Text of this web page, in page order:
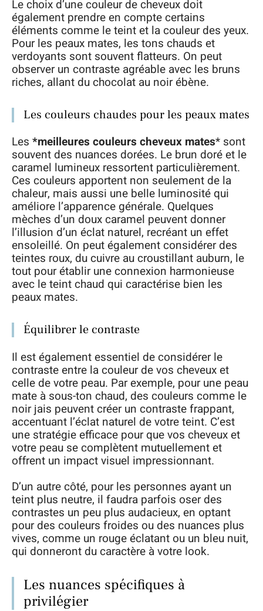
Le choix d’une couleur de cheveux doit
également prendre en compte certains
éléments comme le teint et la couleur des yeux.
Pour les peaux mates, les tons chauds et
verdoyants sont souvent flatteurs. On peut
observer un contraste agréable avec les bruns
riches, allant du chocolat au noir ébène.
Les couleurs chaudes pour les peaux mates
Les *meilleures couleurs cheveux mates* sont
souvent des nuances dorées. Le brun doré et le
caramel lumineux ressortent particulièrement.
Ces couleurs apportent non seulement de la
chaleur, mais aussi une belle luminosité qui
améliore l’apparence générale. Quelques
mèches d’un doux caramel peuvent donner
l’illusion d’un éclat naturel, recréant un effet
ensoleillé. On peut également considérer des
teintes roux, du cuivre au croustillant auburn, le
tout pour établir une connexion harmonieuse
avec le teint chaud qui caractérise bien les
peaux mates.
Équilibrer le contraste
Il est également essentiel de considérer le
contraste entre la couleur de vos cheveux et
celle de votre peau. Par exemple, pour une peau
mate à sous-ton chaud, des couleurs comme le
noir jais peuvent créer un contraste frappant,
accentuant l’éclat naturel de votre teint. C’est
une stratégie efficace pour que vos cheveux et
votre peau se complètent mutuellement et
offrent un impact visuel impressionnant.
D’un autre côté, pour les personnes ayant un
teint plus neutre, il faudra parfois oser des
contrastes un peu plus audacieux, en optant
pour des couleurs froides ou des nuances plus
vives, comme un rouge éclatant ou un bleu nuit,
qui donneront du caractère à votre look.
Les nuances spécifiques à
privilégier